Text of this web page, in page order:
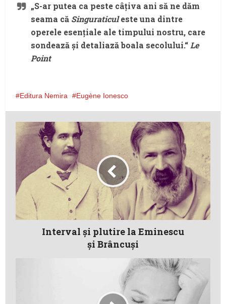
„S-ar putea ca peste câțiva ani să ne dăm
seama că Singuraticuleste una dintre
operele esențiale ale timpului nostru, care
sondează și detaliază boala secolului.“ Le
Point
Editura Nemira Eugène Ionesco
Interval şi plutire la Eminescu
şi Brâncuşi